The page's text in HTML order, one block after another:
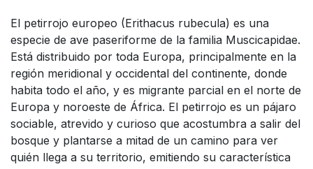
El petirrojo europeo​ (Erithacus rubecula) es una
especie de ave paseriforme de la familia Muscicapidae.​
Está distribuido por toda Europa, principalmente en la
región meridional y occidental del continente, donde
habita todo el año, y es migrante parcial en el norte de
Europa y noroeste de África. El petirrojo es un pájaro
sociable, atrevido y curioso que acostumbra a salir del
bosque y plantarse a mitad de un camino para ver
quién llega a su territorio, emitiendo su característica